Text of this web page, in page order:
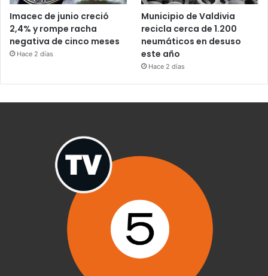
Imacec de junio creció
2,4% y rompe racha
negativa de cinco meses
Hace 2 días
Municipio de Valdivia
recicla cerca de 1.200
neumáticos en desuso
este año
Hace 2 días